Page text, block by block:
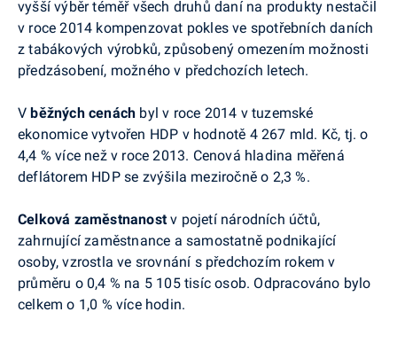
vyšší výběr téměř všech druhů daní na produkty nestačil
v roce 2014 kompenzovat pokles ve spotřebních daních
z tabákových výrobků, způsobený omezením možnosti
předzásobení, možného v předchozích letech.
Vběžných cenách byl v roce 2014 v tuzemské
ekonomice vytvořen HDP v hodnotě 4 267 mld. Kč, tj. o
4,4 % více než v roce 2013. Cenová hladina měřená
deflátorem HDP se zvýšila meziročně o 2,3 %.
Celková zaměstnanost v pojetí národních účtů,
zahrnující zaměstnance a samostatně podnikající
osoby, vzrostla ve srovnání s předchozím rokem v
průměru o 0,4 % na 5 105 tisíc osob. Odpracováno bylo
celkem o 1,0 % více hodin.